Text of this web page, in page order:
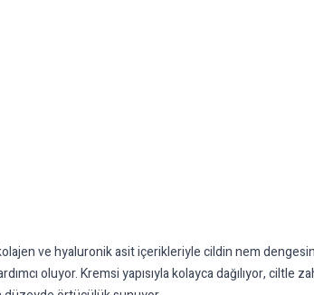
ve hyaluronik asit içerikleriyle cildin nem
oluyor. Kremsi yapısıyla kolayca dağılıyor, ciltle